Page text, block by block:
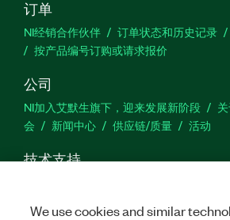
订单
NI经销合作伙伴 订单状态和历史记录
按产品编号订购或请求报价
公司
NI加入艾默生旗下，迎来发展新阶段
会
新闻中心 供应链/质量 活动
技术支持
We use cookies and similar